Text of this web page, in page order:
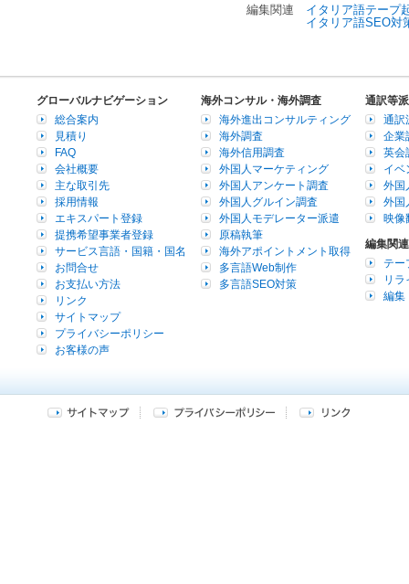
編集関連
イタリア語テープ
イタリア語SEO対
グローバルナビゲーション
総合案内
見積り
FAQ
会社概要
主な取引先
採用情報
エキスパート登録
提携希望事業者登録
サービス言語・国籍・国名
お問合せ
お支払い方法
リンク
サイトマップ
プライバシーポリシー
お客様の声
海外コンサル・海外調査
海外進出コンサルティング
海外調査
海外信用調査
外国人マーケティング
外国人アンケート調査
外国人グルイン調査
外国人モデレーター派遣
原稿執筆
海外アポイントメント取得
多言語Web制作
多言語SEO対策
通訳等
通訳
企業
英会
イベ
外国
外国
映像
編集関連
テー
リラ
編集